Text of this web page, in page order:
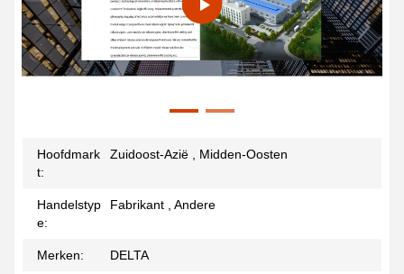
Hoofdmark
t:
Zuidoost-Azië , Midden-Oosten
Handelstyp
e:
Fabrikant , Andere
Merken: DELTA